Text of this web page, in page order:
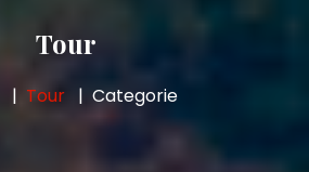
Tour
Tour Categorie